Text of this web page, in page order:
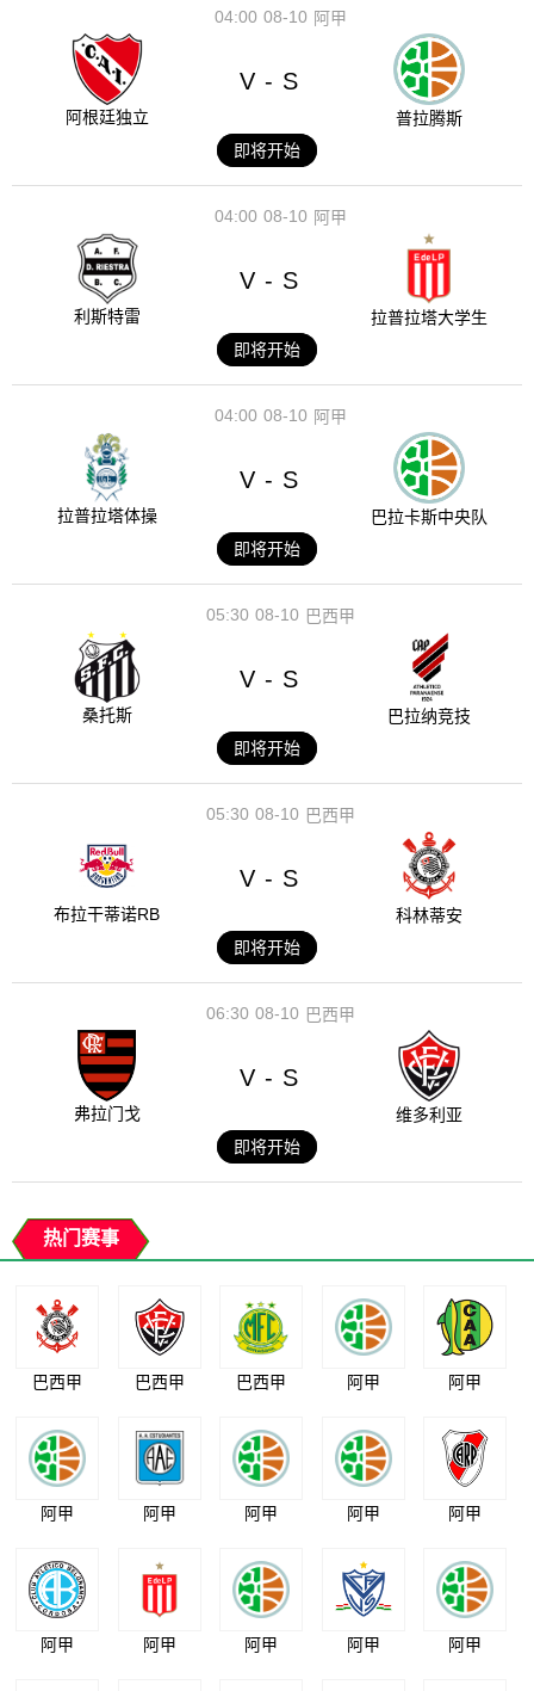
08-10
04:00 阿甲
阿根廷独立
V - S
普拉腾斯
即将开始
08-10
04:00 阿甲
利斯特雷
V - S
拉普拉塔大学生
即将开始
08-10
04:00 阿甲
拉普拉塔体操
V - S
巴拉卡斯中央队
即将开始
08-10
05:30 巴西甲
桑托斯
V - S
巴拉纳竞技
即将开始
08-10
05:30 巴西甲
布拉干蒂诺RB
V - S
科林蒂安
即将开始
08-10
06:30 巴西甲
弗拉门戈
V - S
维多利亚
即将开始
热门赛事
巴西甲 巴西甲 巴西甲 阿甲 阿甲
阿甲 阿甲 阿甲 阿甲 阿甲
阿甲 阿甲 阿甲 阿甲 阿甲